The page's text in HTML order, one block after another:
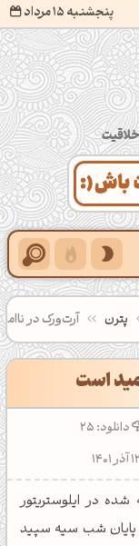
پنجشنبه 15 مرداد
پترن آرت‌ورک در
است
دانلود: 25
در ایلوستریتور
پایان شب سیه سپید